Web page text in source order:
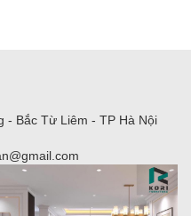
- Bắc Từ Liêm - TP Hà Nội